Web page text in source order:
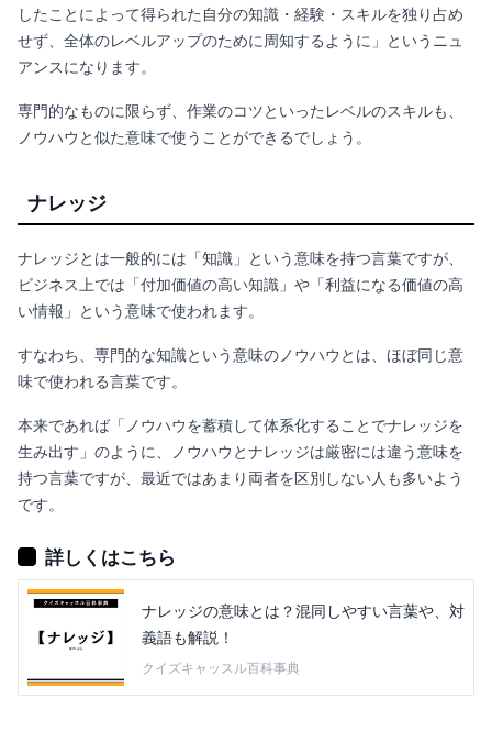
したことによって得られた自分の知識・経験・スキルを独り占め
せず、全体のレベルアップのために周知するように」というニュ
アンスになります。
専門的なものに限らず、作業のコツといったレベルのスキルも、
ノウハウと似た意味で使うことができるでしょう。
ナレッジ
ナレッジとは一般的には「知識」という意味を持つ言葉ですが、
ビジネス上では「付加価値の高い知識」や「利益になる価値の高
い情報」という意味で使われます。
すなわち、専門的な知識という意味の ノウハウとは、ほぼ同じ意
味で使われる言葉です。
本来であれば「ノウハウを蓄積して体系化することでナレッジを
生み出す」のように、ノウハウとナレッジは厳密には違う意味を
持つ言葉ですが、最近ではあまり両者を区別しない人も多いよう
です。
詳しくはこちら
ナレッジの意味とは？混同しやすい言葉や、対
義語も解説！
クイズキャッスル百科事典